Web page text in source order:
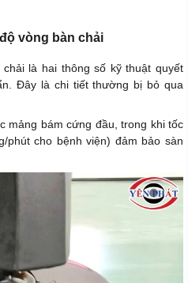
vòng bàn chải
là hai thông số kỹ thuật quyết
Đây là chi tiết thường bị bỏ qua
mảng bám cứng đầu, trong khi tốc
phút cho bệnh viện) đảm bảo sàn